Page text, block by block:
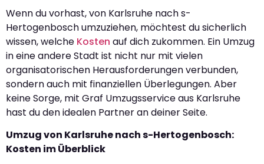
Wenn du vorhast, von Karlsruhe nach s-
Hertogenbosch umzuziehen, möchtest du sicherlich
wissen, welche Kosten auf dich zukommen. Ein Umzug
in eine andere Stadt ist nicht nur mit vielen
organisatorischen Herausforderungen verbunden,
sondern auch mit finanziellen Überlegungen. Aber
keine Sorge, mit Graf Umzugsservice aus Karlsruhe
hast du den idealen Partner an deiner Seite.
Umzug von Karlsruhe nach s-Hertogenbosch:
Kosten im Überblick